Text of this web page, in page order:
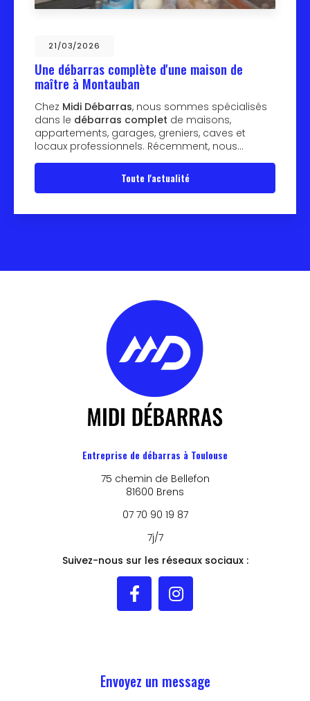
21/03/2026
Une débarras complète d'une maison de
maître à Montauban
Chez Midi Débarras, nous sommes spécialisés
dans le débarras complet de maisons,
appartements, garages, greniers, caves et
locaux professionnels. Récemment, nous…
Toute l'actualité
Entreprise de débarras à Toulouse
75 chemin de Bellefon
81600 Brens
07 70 90 19 87
7j/7
Suivez-nous sur les réseaux sociaux :
Envoyez un message